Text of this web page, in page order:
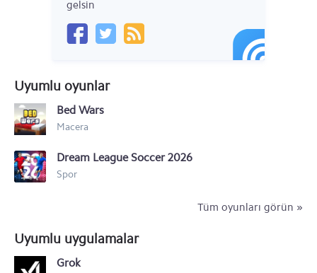
Motorola One Vision
Motorola Razr (2019)
Motorola Moto X
Motorola RAZR i
Motorola RAZR M
Motorola Motoluxe XT615
Motorola Defy Mini XT320
gelsin
Uyumlu oyunlar
Bed Wars
Macera
Dream League Soccer 2026
Spor
Tüm oyunları görün »
Uyumlu uygulamalar
Grok